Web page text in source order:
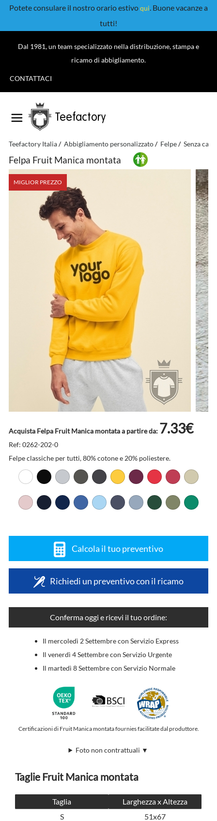
Potete consulare il nostro orario estivoqui. Buone vacanze a
tutti!
Dal 1981, un team specializzato nella distribuzione, stampa e
ricamo di abbigliamento.
CONTATTACI
Teefactory
Teefactory Italia Abbigliamento personalizzato Felpe Senza
Felpa Fruit Manica montata
MIGLIOR PREZZO
Acquista Felpa Fruit Manica montata a partire da: 7.33€
Ref: 0262-202-0
Felpe classiche per tutti, 80% cotone e 20% poliestere.
Calcola il tuo preventivo
Richiedi un preventivo con il ricamo
Conferma oggi e ricevi il tuo ordine:
Il mercoledì 2 Settembre con Servizio Express
Il venerdì 4 Settembre con Servizio Urgente
Il martedì 8 Settembre con Servizio Normale
Certificazioni di Fruit Manica montata fournies facilitate dal produttore.
Foto non contrattuali ▼
Taglie Fruit Manica montata
Taglia
Larghezza x Altezza
S
51x67